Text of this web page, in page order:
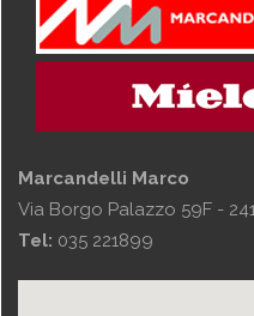
Marcandelli Marco
Via Borgo Palazzo 59F -
Tel: 035 221899